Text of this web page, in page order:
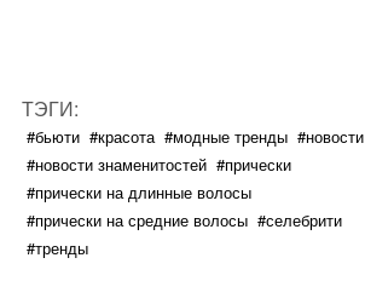
ТЭГИ:
#бьюти #красота #модные тренды #новости
#новости знаменитостей #прически
#прически на длинные волосы
#прически на средние волосы #селебрити
#тренды